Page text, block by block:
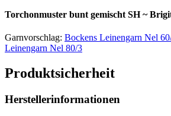
Torchonmuster bunt gemischt SH ~
Garnvorschlag: Bockens Leinengarn Nel
Leinengarn Nel 80/3
Produktsicherheit
Herstellerinformationen